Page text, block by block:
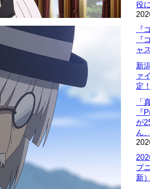
役
『
『
ャ
新
ァ
定
「
『
が
ん
プ
新